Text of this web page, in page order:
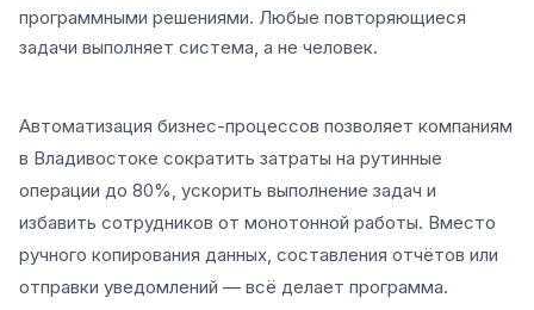
программными решениями. Любые повторяющиеся
задачи выполняет система, а не человек.
Автоматизация бизнес-процессов позволяет компаниям
в Владивостоке сократить затраты на рутинные
операции до 80%, ускорить выполнение задач и
избавить сотрудников от монотонной работы. Вместо
ручного копирования данных, составления отчётов или
отправки уведомлений — всё делает программа.